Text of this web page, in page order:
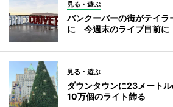
見る・遊ぶ
バンクーバーの街がテイ
に 今週末のライブ目前に
見る・遊ぶ
ダウンタウンに23メート
10万個のライト飾る